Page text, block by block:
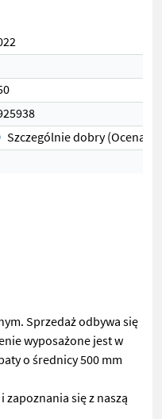
Szczególnie dobry (Ocena 1)
Sprzedaż odbywa się
wyposażone jest w
o średnicy 500 mm
zapoznania się z naszą